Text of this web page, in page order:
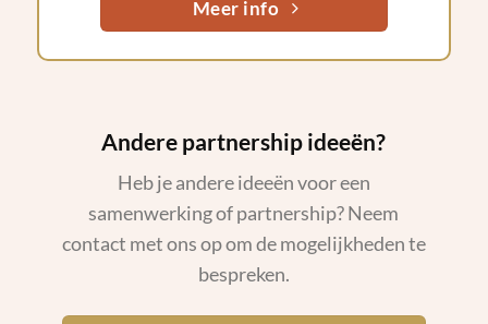
Meer info
Andere partnership ideeën?
Heb je andere ideeën voor een
samenwerking of partnership? Neem
contact met ons op om de mogelijkheden te
bespreken.